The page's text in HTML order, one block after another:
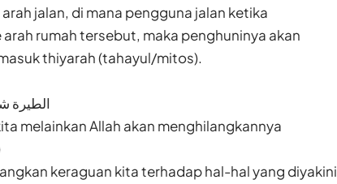
jalan, di mana pengguna jalan ketika
rumah tersebut, maka penghuninya akan
thiyarah (tahayul/mitos).
الطيرة
melainkan Allah akan menghilangkannya
keraguan kita terhadap hal-hal yang diyakini